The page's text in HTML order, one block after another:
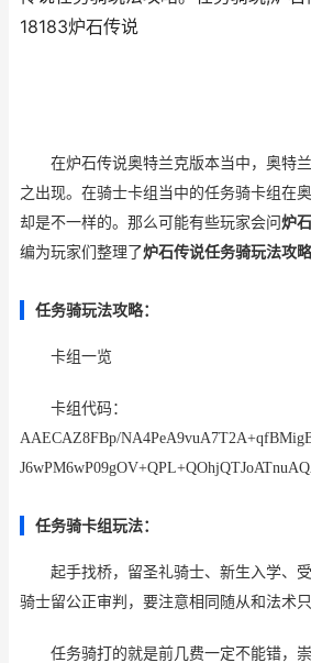
18183炉石传说
在炉石传说奥特兰克版本当中，奥特兰
之出现。在骑士卡组当中的任务骑卡组在
却是不一样的。那么可能有些玩家会问 炉
编为玩家们整理了炉石传说任务骑玩法攻略
任务骑玩法攻略：
卡组一览
卡组代码：
AAECAZ8FBp/
任务骑卡组玩法：
起手找桥，留圣礼骑士、新生入学、受
骑士留公正审判，要注意相同随从和法术
任务骑打的就是前几费一定不能错，崇